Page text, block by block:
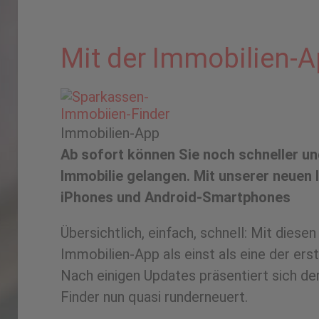
Mit der Immobilien-
Immobilien-App
Ab sofort können Sie noch schneller
Immobilie gelangen. Mit unserer
iPhones und Android-Smartphones
Übersichtlich, einfach, schnell: Mit
Immobilien-App als einst als eine der
Nach einigen Updates präsentiert sich
Finder nun quasi runderneuert.